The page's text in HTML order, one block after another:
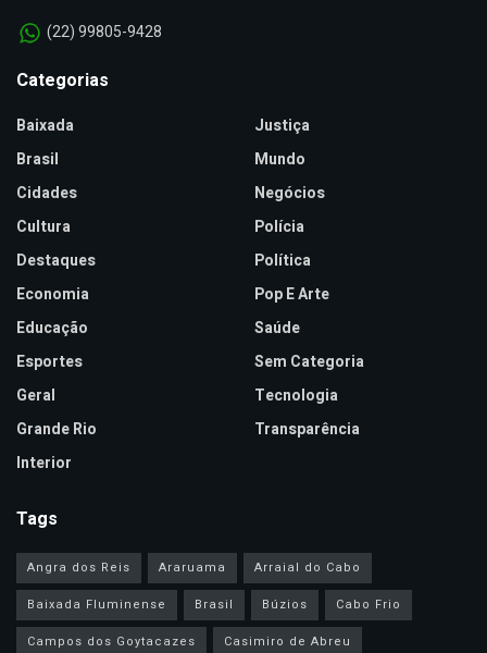
(22) 99805-9428
Categorias
Baixada
Brasil
Cidades
Cultura
Destaques
Economia
Educação
Esportes
Geral
Grande Rio
Interior
Justiça
Mundo
Negócios
Polícia
Política
Pop E Arte
Saúde
Sem Categoria
Tecnologia
Transparência
Tags
Angra dos Reis Araruama
Arraial do Cabo
Baixada Fluminense
Brasil Búzios
Cabo Frio
Campos dos Goytacazes
Casimiro de Abreu